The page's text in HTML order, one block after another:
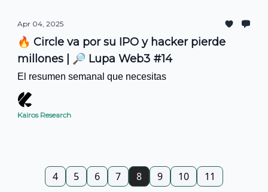
Apr 04, 2025
🔥 Circle va por su IPO y hacker pierde
millones | 🔎 Lupa Web3 #14
El resumen semanal que necesitas
Kairos Research
4 5 6 7 8 9 10 11